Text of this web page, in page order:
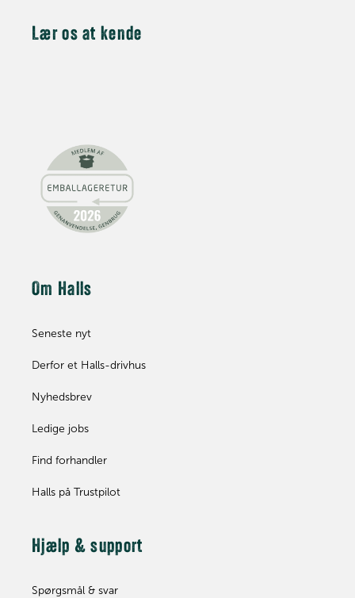
Lær os at kende
Om Halls
Seneste nyt
Derfor et Halls-drivhus
Nyhedsbrev
Ledige jobs
Find forhandler
Halls på Trustpilot
Hjælp & support
Spørgsmål & svar